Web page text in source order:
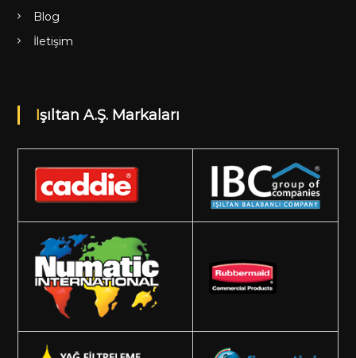
Blog
İletişim
Işıltan A.Ş. Markaları